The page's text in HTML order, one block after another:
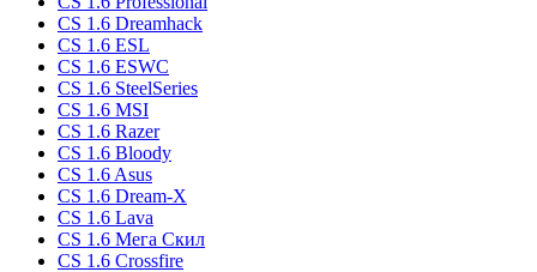
CS 1.6 Dreamhack
CS 1.6 ESL
CS 1.6 ESWC
CS 1.6 SteelSeries
CS 1.6 MSI
CS 1.6 Razer
CS 1.6 Bloody
CS 1.6 Asus
CS 1.6 Dream-X
CS 1.6 Lava
CS 1.6 Мега Скил
CS 1.6 Crossfire